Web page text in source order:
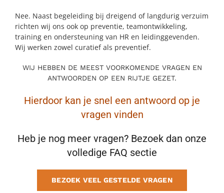
INFOTHEEK
FAQ
BLOG
Nee. Naast begeleiding bij dreigend of langdurig verzuim
richten wij ons ook op preventie, teamontwikkeling,
training en ondersteuning van HR en leidinggevenden.
Wij werken zowel curatief als preventief.
WIJ HEBBEN DE MEEST VOORKOMENDE VRAGEN EN
ANTWOORDEN OP EEN RIJTJE GEZET.
Hierdoor kan je snel een antwoord op je
vragen vinden
Heb je nog meer vragen? Bezoek dan onze
volledige FAQ sectie
BEZOEK VEEL GESTELDE VRAGEN